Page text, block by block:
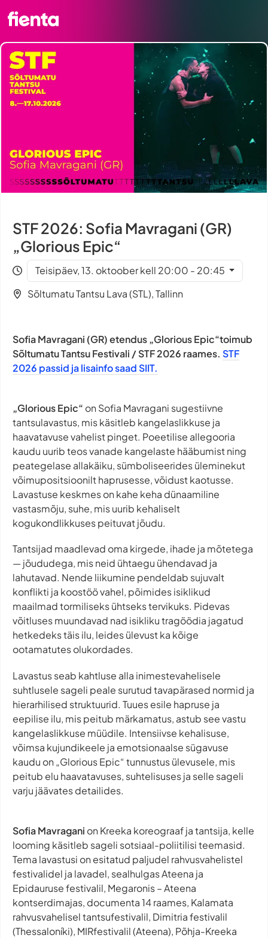
STF 2026: Sofia Mavragani (GR)
„Glorious Epic“
Teisipäev, 13. oktoober kell 20:00 - 20:45
Sõltumatu Tantsu Lava (STL), Tallinn
Sofia Mavragani (GR) etendus „Glorious Epic“toimub
Sõltumatu Tantsu Festivali / STF 2026 raames. STF
2026 passid ja lisainfo saad SIIT.
„Glorious Epic“ on Sofia Mavragani sugestiivne
tantsulavastus, mis käsitleb kangelaslikkuse ja
haavatavuse vahelist pinget. Poeetilise allegooria
kaudu uurib teos vanade kangelaste hääbumist ning
peategelase allakäiku, sümboliseerides üleminekut
võimupositsioonilt haprusesse, võidust kaotusse.
Lavastuse keskmes on kahe keha dünaamiline
vastasmõju, suhe, mis uurib kehaliselt
kogukondlikkuses peituvat jõudu.
Tantsijad maadlevad oma kirgede, ihade ja mõtetega
— jõududega, mis neid ühtaegu ühendavad ja
lahutavad. Nende liikumine pendeldab sujuvalt
konflikti ja koostöö vahel, põimides isiklikud
maailmad tormiliseks ühtseks tervikuks. Pidevas
võitluses muundavad nad isikliku tragöödia jagatud
hetkedeks täis ilu, leides ülevust ka kõige
ootamatutes olukordades.
Lavastus seab kahtluse alla inimestevahelisele
suhtlusele sageli peale surutud tavapärased normid ja
hierarhilised struktuurid. Tuues esile hapruse ja
eepilise ilu, mis peitub märkamatus, astub see vastu
kangelaslikkuse müüdile. Intensiivse kehalisuse,
võimsa kujundikeele ja emotsionaalse sügavuse
kaudu on „Glorious Epic“ tunnustus ülevusele, mis
peitub elu haavatavuses, suhtelisuses ja selle sageli
varju jäävates detailides.
Sofia Mavragani on Kreeka koreograaf ja tantsija, kelle
looming käsitleb sageli sotsiaal-poliitilisi teemasid.
Tema lavastusi on esitatud paljudel rahvusvahelistel
festivalidel ja lavadel, sealhulgas Ateena ja
Epidauruse festivalil, Megaronis – Ateena
kontserdimajas, documenta 14 raames, Kalamata
rahvusvahelisel tantsufestivalil, Dimitria festivalil
(Thessaloníki), MIRfestivalil (Ateena), Põhja-Kreeka